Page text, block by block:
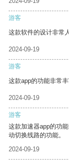
游客
这款软件的设计非常
2024-09-19
游客
这款app的功能非常
2024-09-19
游客
这款加速器app的功
动切换线路的功能。
2024-09-19